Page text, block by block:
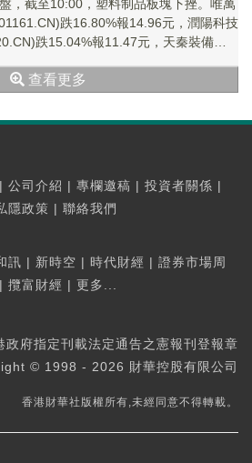
，截至10:00，塑料制品板塊下挫。唯萬
跌16.80%報14.96元，潤陽科技
跌15.04%報11.47元，天秦裝備
查看更多
| 公司介紹 | 專欄邀稿 | 投資者關係 |
隱政策 | 聯絡我們
訊 | 新時空 | 時代財經 | 證券市場周
| 攬富財經 | 更多...
政府指定刊載法定通告之憲報刊登報章
© 1998 - 2026 財華控股有限公司
香港財華社版權所有,未經同意不得轉載。